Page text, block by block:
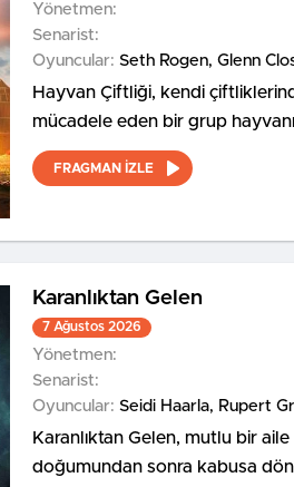
Yönetmen:
Senarist:
Oyuncular:
Hayvan Çiftliği, kendi
mücadele eden bir grup
FRAGMAN İZLE
Karanlıktan Gelen
7 Ağustos 2026
Yönetmen:
Senarist:
Oyuncular:
Karanlıktan Gelen, mutlu bir
doğumundan sonra kabusa